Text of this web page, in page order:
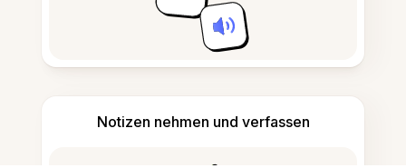
Notizen nehmen und verfassen